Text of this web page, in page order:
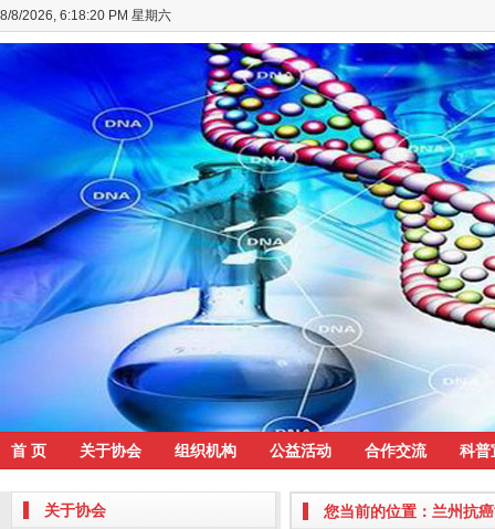
8/8/2026, 6:18:21 PM 星期六
首 页 关于协会 组织机构 公益活动 合作交流 科普
关于协会 您当前的位置：兰州抗